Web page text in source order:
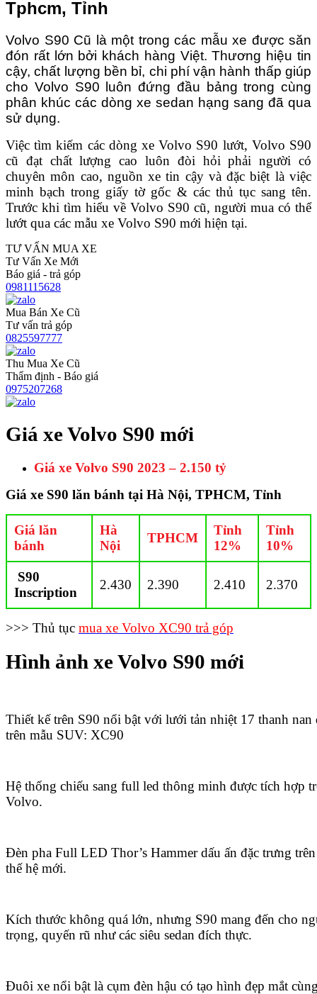
Tphcm, Tỉnh
Volvo S90 Cũ là một trong các mẫu xe được săn
đón rất lớn bởi khách hàng Việt. Thương hiệu tin
cậy, chất lượng bền bỉ, chi phí vận hành thấp giúp
cho Volvo S90 luôn đứng đầu bảng trong cùng
phân khúc các dòng xe sedan hạng sang đã qua
sử dụng.
Việc tìm kiếm các dòng xe Volvo S90 lướt, Volvo S90
cũ đạt chất lượng cao luôn đòi hỏi phải người có
chuyên môn cao, nguồn xe tin cậy và đặc biệt là việc
minh bạch trong giấy tờ gốc & các thủ tục sang tên.
Trước khi tìm hiểu về Volvo S90 cũ, người mua có thể
lướt qua các mẫu xe Volvo S90 mới hiện tại.
TƯ VẤN MUA XE
Tư Vấn Xe Mới
Báo giá - trả góp
0981115628
Mua Bán Xe Cũ
Tư vấn trả góp
0825597777
Thu Mua Xe Cũ
Thẩm định - Báo giá
0975207268
Giá xe Volvo S90 mới
Giá xe Volvo S90 2023 – 2.150 tỷ
Giá xe S90 lăn bánh tại Hà Nội, TPHCM, Tỉnh
Giá lăn
bánh
Hà
Nội
TPHCM
Tỉnh
12%
Tỉnh
10%
S90
Inscription
2.430 2.390 2.410 2.370
>>> Thủ tục mua xe Volvo XC90 trả góp
Hình ảnh xe Volvo S90 mới
Thiết kế trên S90 nổi bật với lưới tản nhiệt 17 thanh
trên mẫu SUV: XC90
Hệ thống chiếu sang full led thông minh được tích hợp
Volvo.
Đèn pha Full LED Thor’s Hammer dấu ấn đặc trưng
thế hệ mới.
Kích thước không quá lớn, nhưng S90 mang đến cho
trọng, quyến rũ như các siêu sedan đích thực.
Đuôi xe nổi bật là cụm đèn hậu có tạo hình đẹp mắt